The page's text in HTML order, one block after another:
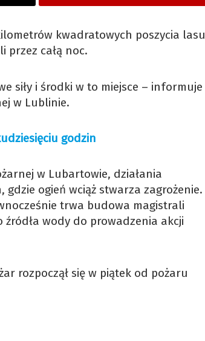
kwadratowych poszycia lasu
przez całą noc.
siły i środki w to miejsce – informuje
w Lublinie.
godzin
w Lubartowie, działania
gdzie ogień wciąż stwarza zagrożenie.
trwa budowa magistrali
wody do prowadzenia akcji
rozpoczął się w piątek od pożaru